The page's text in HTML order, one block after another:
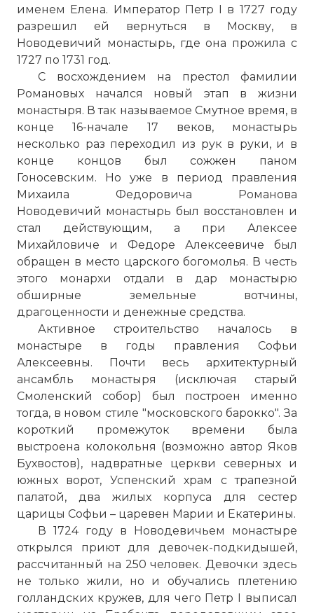
именем Елена. Император Петр I в 1727 году
разрешил ей вернуться в Москву, в
Новодевичий монастырь, где она прожила с
1727 по 1731 год.
С восхождением на престол фамилии
Романовых начался новый этап в жизни
монастыря. В так называемое Смутное время, в
конце 16-начале 17 веков, монастырь
несколько раз переходил из рук в руки, и в
конце концов был сожжен паном
Гоносевским. Но уже в период правления
Михаила Федоровича Романова
Новодевичий монастырь был восстановлен и
стал действующим, а при Алексее
Михайловиче и Федоре Алексеевиче был
обращен в место царского богомолья. В честь
этого монархи отдали в дар монастырю
обширные земельные вотчины,
драгоценности и денежные средства.
Активное строительство началось в
монастыре в годы правления Софьи
Алексеевны. Почти весь архитектурный
ансамбль монастыря (исключая старый
Смоленский собор) был построен именно
тогда, в новом стиле "московского барокко". За
короткий промежуток времени была
выстроена колокольня (возможно автор Яков
Бухвостов), надвратные церкви северных и
южных ворот, Успенский храм с трапезной
палатой, два жилых корпуса для сестер
царицы Софьи – царевен Марии и Екатерины.
В 1724 году в Новодевичьем монастыре
открылся приют для девочек-подкидышей,
рассчитанный на 250 человек. Девочки здесь
не только жили, но и обучались плетению
голландских кружев, для чего Петр I выписал
☓